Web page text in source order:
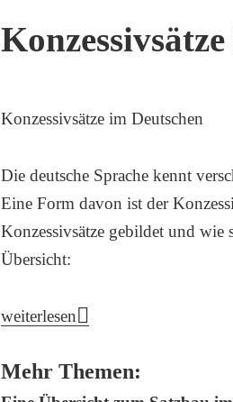
Konzessivsätze im Deutschen
Die deutsche Sprache kennt
Eine Form davon ist der
Konzessivsätze gebildet und wie
Übersicht:
Konzessivsätze im Deutschen
weiterlesen
Mehr Themen: